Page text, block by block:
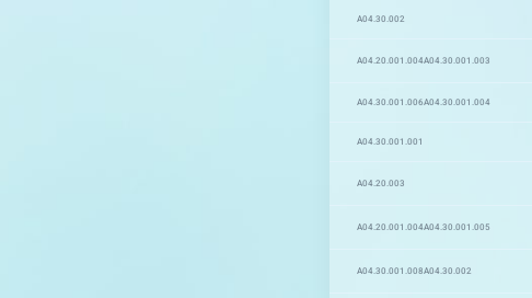
A04.30.002
A04.20.001.004A04.30.001.003
A04.30.001.006A04.30.001.004
A04.30.001.001
A04.20.003
A04.20.001.004A04.30.001.005
A04.30.001.008A04.30.002